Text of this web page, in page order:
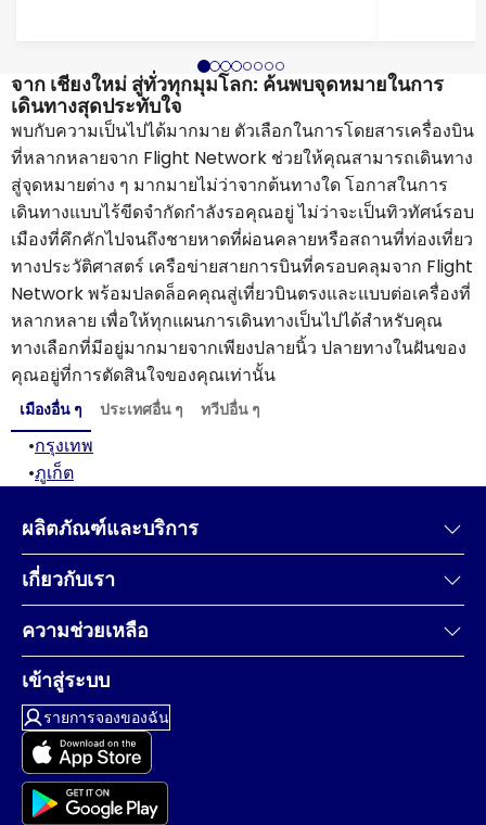
จาก เชียงใหม่ สู่ทั่วทุกมุมโลก: ค้นพบจุดหมายในการ
เดินทางสุดประทับใจ
พบกับความเป็นไปได้มากมาย ตัวเลือกในการโดยสารเครื่องบิน
ที่หลากหลายจาก Flight Network ช่วยให้คุณสามารถเดินทาง
สู่จุดหมายต่าง ๆ มากมายไม่ว่าจากต้นทางใด โอกาสในการ
เดินทางแบบไร้ขีดจำกัดกำลังรอคุณอยู่ ไม่ว่าจะเป็นทิวทัศน์รอบ
เมืองที่คึกคักไปจนถึงชายหาดที่ผ่อนคลายหรือสถานที่ท่องเที่ยว
ทางประวัติศาสตร์ เครือข่ายสายการบินที่ครอบคลุมจาก Flight
Network พร้อมปลดล็อคคุณสู่เที่ยวบินตรงและแบบต่อเครื่องที่
หลากหลาย เพื่อให้ทุกแผนการเดินทางเป็นไปได้สำหรับคุณ
ทางเลือกที่มีอยู่มากมายจากเพียงปลายนิ้ว ปลายทางในฝันของ
คุณอยู่ที่การตัดสินใจของคุณเท่านั้น
เมืองอื่น ๆ ประเทศอื่น ๆ ทวีปอื่น ๆ
•กรุงเทพ
•ภูเก็ต
ผลิตภัณฑ์และบริการ
เกี่ยวกับเรา
ความช่วยเหลือ
เข้าสู่ระบบ
รายการจองของฉัน